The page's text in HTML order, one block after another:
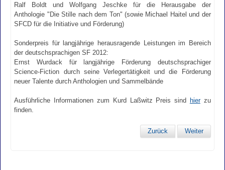
Ralf Boldt und Wolfgang Jeschke für die Herausgabe der
Anthologie "Die Stille nach dem Ton" (sowie Michael Haitel und der
SFCD für die Initiative und Förderung)
Sonderpreis für langjährige herausragende Leistungen im Bereich
der deutschsprachigen SF 2012:
Ernst Wurdack für langjährige Förderung deutschsprachiger
Science-Fiction durch seine Verlegertätigkeit und die Förderung
neuer Talente durch Anthologien und Sammelbände
Ausführliche Informationen zum Kurd Laßwitz Preis sind hierzu
finden.
Zurück Weiter